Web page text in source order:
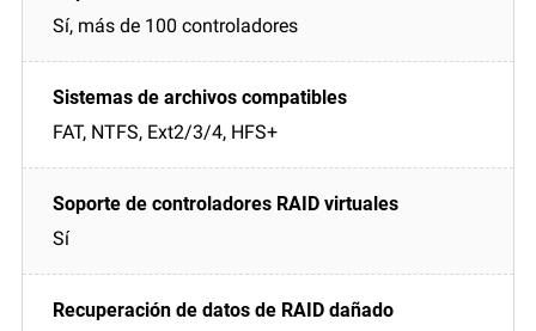
Sí, más de 100 controladores
FAT, NTFS, Ext2/3/4, HFS+
Sí